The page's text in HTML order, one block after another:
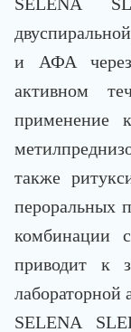
и АФА
активном
применение
также
пероральных
комбинации
приводит к
лабораторной
SELENA